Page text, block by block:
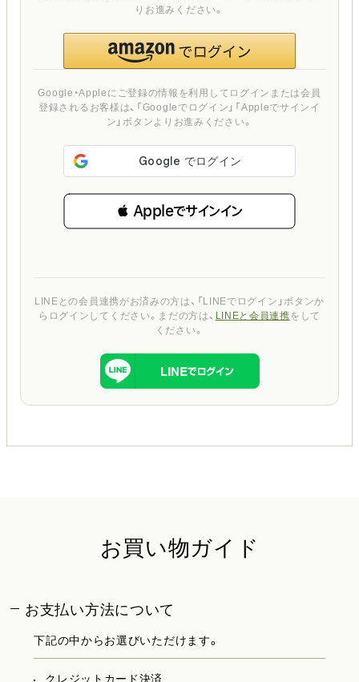
 Appleでサインイン
Google・Appleにご登録の情報を利用してログインまたは会員
登録されるお客様は、「Googleでログイン」「Appleでサインイ
ン」ボタンよりお進みください。
りお進みください。
LINEとの会員連携がお済みの方は、「LINEでログイン」ボタンか
らログインしてください。まだの方は、 LINEと会員連携をして
ください。
お買い物ガイド
お支払い方法について
下記の中からお選びいただけます。
クレジットカード決済